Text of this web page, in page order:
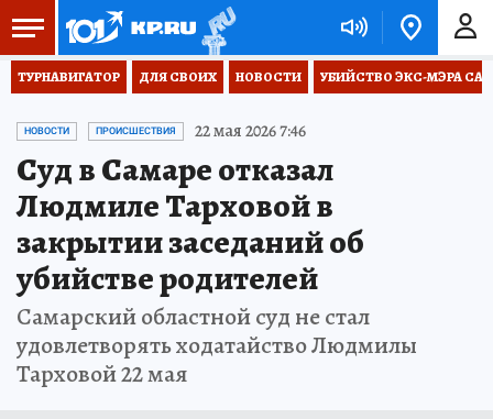
ТУРНАВИГАТОР ДЛЯ СВОИХ НОВОСТИ УБИЙСТВО ЭКС-МЭРА
НОВОСТИ ПРОИСШЕСТВИЯ 22 мая 2026 7:46
Суд в Самаре отказал
Людмиле Тарховой в
закрытии заседаний об
убийстве родителей
Самарский областной суд не стал
удовлетворять ходатайство Людмилы
Тарховой 22 мая